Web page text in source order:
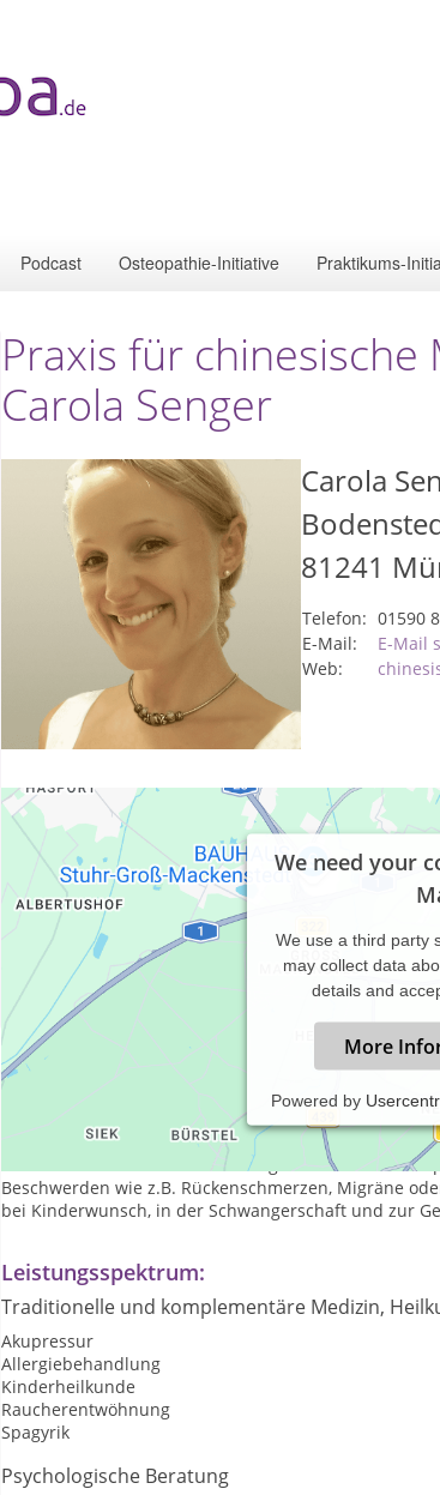
Podcast Osteopathie-Initiative Praktikums-
Praxis für
Carola Senger
Carola
81241
Telefon: 01590
E-Mail:
E-Mail
Web:
We need your
We use a third party
may collect data
details and
More
Powered by
In der Traditionell Chinesischen Medizin (TCM)
harmonisch fließt. Beschwerden und Krankheiten
Praxis für TCM in München Pasing arbeite ich als
Beschwerden wie z.B. Rückenschmerzen, Migräne
bei Kinderwunsch, in der Schwangerschaft und zur
Leistungsspektrum:
Traditionelle und komplementäre Medizin,
Akupressur
Allergiebehandlung
Kinderheilkunde
Raucherentwöhnung
Spagyrik
Psychologische Beratung